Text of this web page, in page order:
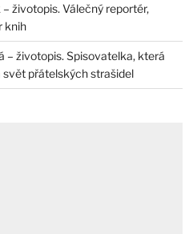
životopis. Válečný reportér,
knih
– životopis. Spisovatelka, která
přátelských strašidel